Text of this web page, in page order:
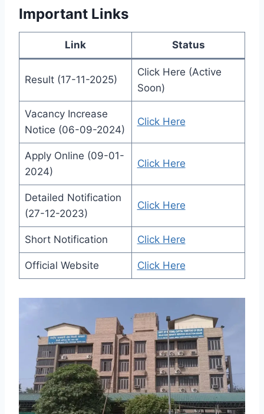
Important Links
Link Status
Result (17-11-2025)
Click Here (Active
Soon)
Vacancy Increase
Notice (06-09-2024)
Click Here
Apply Online (09-01-
2024)
Click Here
Detailed Notification
(27-12-2023)
Click Here
Short Notification Click Here
Official Website Click Here